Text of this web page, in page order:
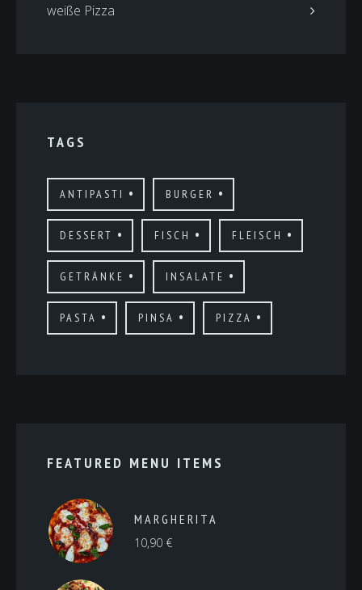
weiße Pizza
TAGS
ANTIPASTI BURGER
DESSERT FISCH FLEISCH
GETRÄNKE INSALATE
PASTA PINSA PIZZA
FEATURED MENU ITEMS
MARGHERITA
10,90 €